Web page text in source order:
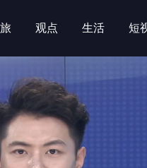
观点 生活 短